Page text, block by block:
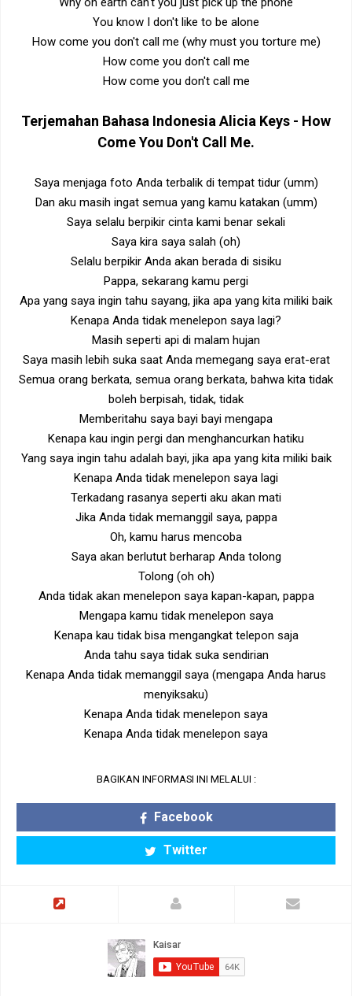
You know I don't like to be alone
How come you don't call me (why must you torture me)
How come you don't call me
How come you don't call me
Terjemahan Bahasa Indonesia Alicia Keys - How
Come You Don't Call Me.
Saya menjaga foto Anda terbalik di tempat tidur (umm)
Dan aku masih ingat semua yang kamu katakan (umm)
Saya selalu berpikir cinta kami benar sekali
Saya kira saya salah (oh)
Selalu berpikir Anda akan berada di sisiku
Pappa, sekarang kamu pergi
Apa yang saya ingin tahu sayang, jika apa yang kita miliki baik
Kenapa Anda tidak menelepon saya lagi?
Masih seperti api di malam hujan
Saya masih lebih suka saat Anda memegang saya erat-erat
Semua orang berkata, semua orang berkata, bahwa kita tidak
boleh berpisah, tidak, tidak
Memberitahu saya bayi bayi mengapa
Kenapa kau ingin pergi dan menghancurkan hatiku
Yang saya ingin tahu adalah bayi, jika apa yang kita miliki baik
Kenapa Anda tidak menelepon saya lagi
Terkadang rasanya seperti aku akan mati
Jika Anda tidak memanggil saya, pappa
Oh, kamu harus mencoba
Saya akan berlutut berharap Anda tolong
Tolong (oh oh)
Anda tidak akan menelepon saya kapan-kapan, pappa
Mengapa kamu tidak menelepon saya
Kenapa kau tidak bisa mengangkat telepon saja
Anda tahu saya tidak suka sendirian
Kenapa Anda tidak memanggil saya (mengapa Anda harus
menyiksaku)
Kenapa Anda tidak menelepon saya
Kenapa Anda tidak menelepon saya
BAGIKAN INFORMASI INI MELALUI :
Facebook
Twitter